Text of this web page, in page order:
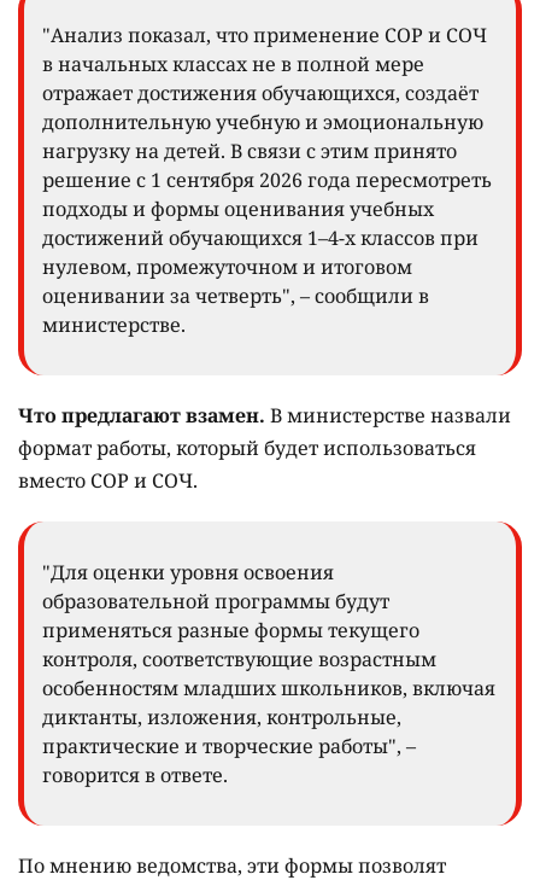
"Анализ показал, что применение СОР и СОЧ
в начальных классах не в полной мере
отражает достижения обучающихся, создаёт
дополнительную учебную и эмоциональную
нагрузку на детей. В связи с этим принято
решение с 1 сентября 2026 года пересмотреть
подходы и формы оценивания учебных
достижений обучающихся 1–4-х классов при
нулевом, промежуточном и итоговом
оценивании за четверть", – сообщили в
министерстве.
Что предлагают взамен. В министерстве назвали
формат работы, который будет использоваться
вместо СОР и СОЧ.
"Для оценки уровня освоения
образовательной программы будут
применяться разные формы текущего
контроля, соответствующие возрастным
особенностям младших школьников, включая
диктанты, изложения, контрольные,
практические и творческие работы", –
говорится в ответе.
По мнению ведомства, эти формы позволят